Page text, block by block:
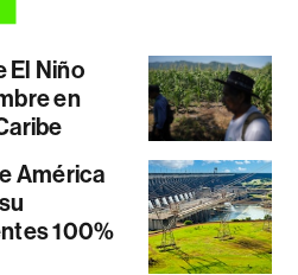
El Niño
en
América
100%